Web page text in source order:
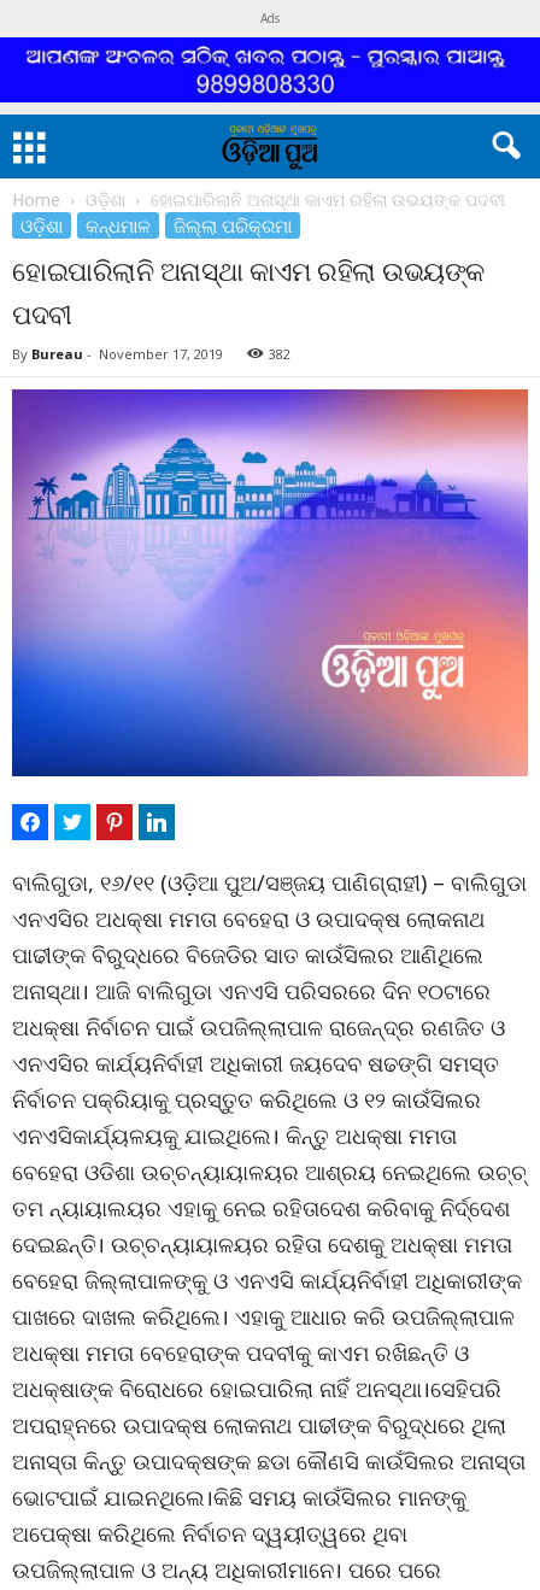
Ads
Home ଓଡ଼ିଶା ହୋଇପାରିଲାନି ଅନାସ୍ଥା କାଏମ ରହିଲା ଉଭୟଙ୍କ ପଦବୀ
ଓଡ଼ିଶା କନ୍ଧମାଳ ଜିଲ୍ଲା ପରିକ୍ରମା
ହୋଇପାରିଲାନି ଅନାସ୍ଥା କାଏମ ରହିଲା ଉଭୟଙ୍କ
ପଦବୀ
By Bureau - November 17, 2019 382
ବାଲିଗୁଡା, ୧୬/୧୧ (ଓଡ଼ିଆ ପୁଅ/ସଞ୍ଜୟ ପାଣିଗ୍ରାହୀ) – ବାଲିଗୁଡା
ଏନଏସିର ଅଧକ୍ଷା ମମତା ବେହେରା ଓ ଉପାଦକ୍ଷ ଲୋକନାଥ
ପାଢୀଙ୍କ ବିରୁଦ୍ଧରେ ବିଜେଡିର ସାତ କାଉଁସିଲର ଆଣିଥିଲେ
ଅନାସ୍ଥା। ଆଜି ବାଲିଗୁଡା ଏନଏସି ପରିସରରେ ଦିନ ୧୦ଟାରେ
ଅଧକ୍ଷା ନିର୍ବାଚନ ପାଇଁ ଉପଜିଲ୍ଲାପାଳ ରାଜେନ୍ଦ୍ର ରଣଜିତ ଓ
ଏନଏସିର କାର୍ଯ୍ୟନିର୍ବାହୀ ଅଧିକାରୀ ଜୟଦେବ ଷଢଙ୍ଗି ସମସ୍ତ
ନିର୍ବାଚନ ପକ୍ରିୟାକୁ ପ୍ରସ୍ତୁତ କରିଥିଲେ ଓ ୧୨ କାଉଁସିଲର
ଏନଏସିକାର୍ଯ୍ୟଳୟକୁ ଯାଇଥିଲେ। କିନ୍ତୁ ଅଧକ୍ଷା ମମତା
ବେହେରା ଓଡିଶା ଉଚ୍ଚନ୍ୟାୟାଳୟର ଆଶ୍ରୟ ନେଇଥିଲେ ଉଚ୍ଚ୍
ତମ ନ୍ୟାୟାଲୟର ଏହାକୁ ନେଇ ରହିତାଦେଶ କରିବାକୁ ନିର୍ଦ୍ଦେଶ
ଦେଇଛନ୍ତି। ଉଚ୍ଚନ୍ୟାୟାଳୟର ରହିତା ଦେଶକୁ ଅଧକ୍ଷା ମମତା
ବେହେରା ଜିଲ୍ଲାପାଳଙ୍କୁ ଓ ଏନଏସି କାର୍ଯ୍ୟନିର୍ବାହୀ ଅଧିକାରୀଙ୍କ
ପାଖରେ ଦାଖଲ କରିଥିଲେ। ଏହାକୁ ଆଧାର କରି ଉପଜିଲ୍ଲାପାଳ
ଅଧକ୍ଷା ମମତା ବେହେରାଙ୍କ ପଦବୀକୁ କାଏମ ରଖିଛନ୍ତି ଓ
ଅଧକ୍ଷାଙ୍କ ବିରୋଧରେ ହୋଇପାରିଲା ନାହିଁ ଅନସ୍ଥା।ସେହିପରି
ଅପରାହ୍ନରେ ଉପାଦକ୍ଷ ଲୋକନାଥ ପାଢୀଙ୍କ ବିରୁଦ୍ଧରେ ଥିଲା
ଅନାସ୍ତା କିନ୍ତୁ ଉପାଦକ୍ଷଙ୍କ ଛଡା କୌଣସି କାଉଁସିଲର ଅନାସ୍ତା
ଭୋଟପାଇଁ ଯାଇନଥିଲେ।କିଛି ସମୟ କାଉଁସିଲର ମାନଙ୍କୁ
ଅପେକ୍ଷା କରିଥିଲେ ନିର୍ବାଚନ ଦ୍ୱୟୀତ୍ୱରେ ଥିବା
ଉପଜିଲ୍ଲାପାଳ ଓ ଅନ୍ୟ ଅଧିକାରୀମାନେ। ପରେ ପରେ